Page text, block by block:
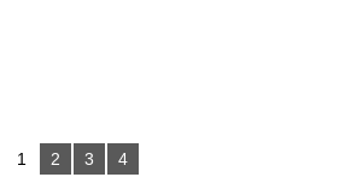
1 2 3 4